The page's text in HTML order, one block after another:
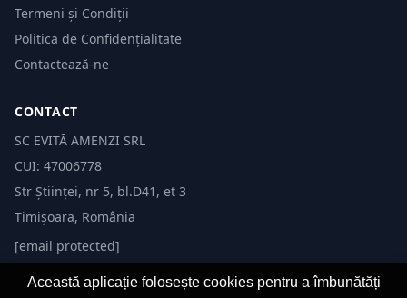
Termeni și Condiții
Politica de Confidențialitate
Contactează-ne
CONTACT
SC EVITĂ AMENZI SRL
CUI: 47006778
Str Științei, nr 5, bl.D41, et 3
Timișoara, România
[email protected]
Această aplicație folosește cookies pentru a îmbunătăți